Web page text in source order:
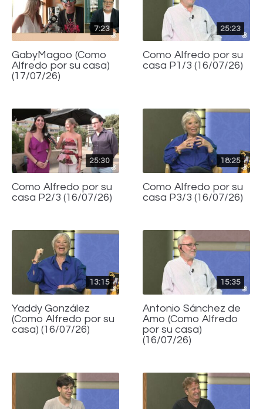
7:23
GabyMagoo (Como
Alfredo por su casa)
(17/07/26)
25:23
Como Alfredo por su
casa P1/3 (16/07/26)
25:30
Como Alfredo por su
casa P2/3 (16/07/26)
18:25
Como Alfredo por su
casa P3/3 (16/07/26)
13:15
Yaddy González
(Como Alfredo por su
casa) (16/07/26)
15:35
Antonio Sánchez de
Amo (Como Alfredo
por su casa)
(16/07/26)